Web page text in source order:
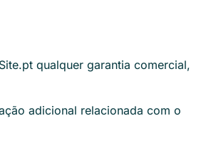
qualquer garantia comercial,
adicional relacionada com o